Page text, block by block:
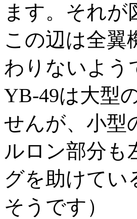
ます。それが
この辺は全翼
わりないよう
YB-49は大型
せんが、小型
ルロン部分も
グを助けてい
そうです）